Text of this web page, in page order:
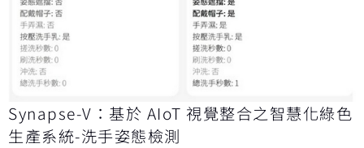
Synapse-V：基於 AIoT 視覺整合之智慧化綠色
生產系統-洗手姿態檢測